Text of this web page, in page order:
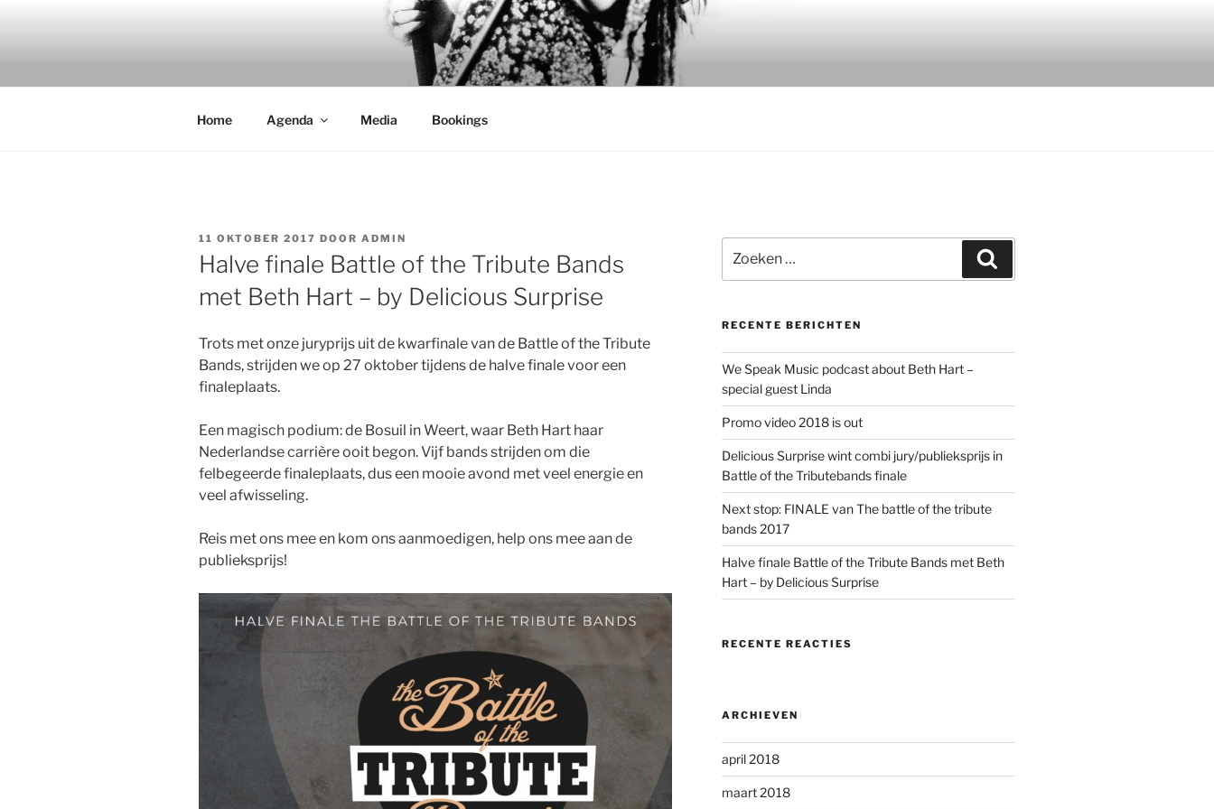
DELICIOUS SURPRISE
Home Agenda Media Bookings
GEPLAATST
OP
11 OKTOBER 2017 DOOR ADMIN
Halve finale Battle of the Tribute Bands
met Beth Hart – by Delicious Surprise
Trots met onze juryprijs uit de kwarfinale van de Battle of the Tribute
Bands, strijden we op 27 oktober tijdens de halve finale voor een
finaleplaats.
Een magisch podium: de Bosuil in Weert, waar Beth Hart haar
Nederlandse carrière ooit begon. Vijf bands strijden om die
felbegeerde finaleplaats, dus een mooie avond met veel energie en
veel afwisseling.
Reis met ons mee en kom ons aanmoedigen, help ons mee aan de
publieksprijs!
naar:
RECENTE BERICHTEN
We Speak Music podcast about Beth Hart –
special guest Linda
Promo video 2018 is out
Delicious Surprise wint combi jury/publieksprijs in
Battle of the Tributebands finale
Next stop: FINALE van The battle of the tribute
bands 2017
Halve finale Battle of the Tribute Bands met Beth
Hart – by Delicious Surprise
RECENTE REACTIES
ARCHIEVEN
april 2018
maart 2018